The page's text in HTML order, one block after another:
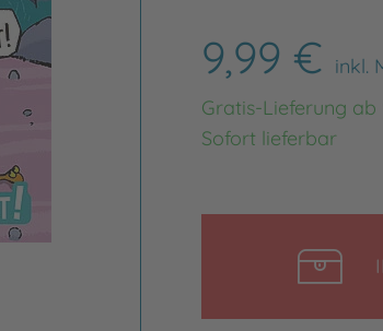
9,99 € inkl.
Gratis-Lieferung ab
Sofort lieferbar